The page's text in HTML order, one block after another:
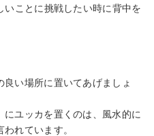
いことに挑戦したい時に背中を
い場所に置いてあげましょ
にユッカを置くのは、風水的に
われています。